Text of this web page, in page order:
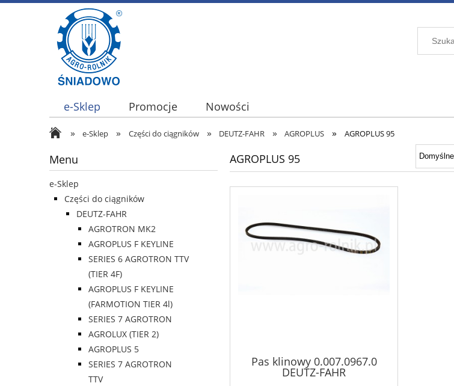
e-Sklep Promocje Nowości
» e-Sklep » Części do ciągników » DEUTZ-FAHR » AGROPLUS » AGROPLUS 95
Menu
e-Sklep
Części do ciągników
DEUTZ-FAHR
AGROTRON MK2
AGROPLUS F KEYLINE
SERIES 6 AGROTRON TTV
(TIER 4F)
AGROPLUS F KEYLINE
(FARMOTION TIER 4l)
SERIES 7 AGROTRON
AGROLUX (TIER 2)
AGROPLUS 5
SERIES 7 AGROTRON
TTV
AGROPLUS 95
Pas klinowy 0.007.0967.0
DEUTZ-FAHR